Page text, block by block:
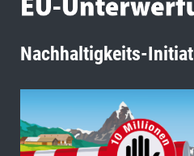
Nachhaltigkeits-